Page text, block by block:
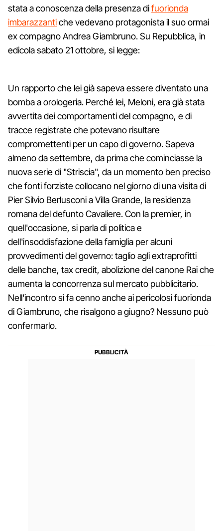
stata a conoscenza della presenza difuorionda
imbarazzantiche vedevano protagonista il suo ormai
ex compagno Andrea Giambruno. Su Repubblica, in
edicola sabato 21 ottobre, si legge:
Un rapporto che lei già sapeva essere diventato una
bomba a orologeria. Perché lei, Meloni, era già stata
avvertita dei comportamenti del compagno, e di
tracce registrate che potevano risultare
compromettenti per un capo di governo. Sapeva
almeno da settembre, da prima che cominciasse la
nuova serie di "Striscia", da un momento ben preciso
che fonti forziste collocano nel giorno di una visita di
Pier Silvio Berlusconi a Villa Grande, la residenza
romana del defunto Cavaliere. Con la premier, in
quell'occasione, si parla di politica e
dell'insoddisfazione della famiglia per alcuni
provvedimenti del governo: taglio agli extraprofitti
delle banche, tax credit, abolizione del canone Rai che
aumenta la concorrenza sul mercato pubblicitario.
Nell'incontro si fa cenno anche ai pericolosi fuorionda
di Giambruno, che risalgono a giugno? Nessuno può
confermarlo.